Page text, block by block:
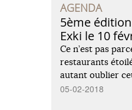
AGENDA
5ème
Exki le 10
Ce n’est pas
restaurants
autant oublier
05-02-2018